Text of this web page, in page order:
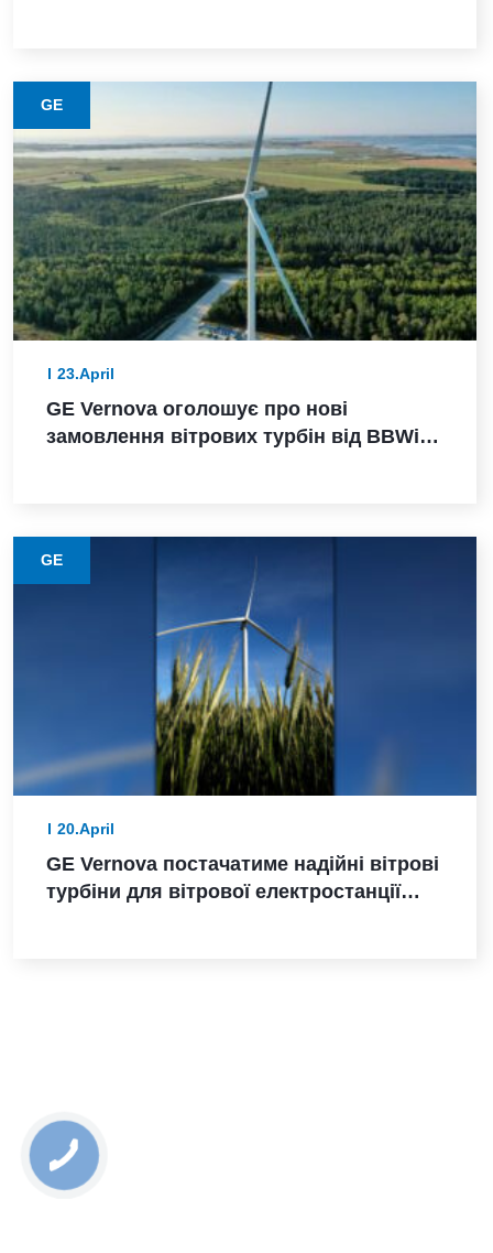
GE
23.April
GE Vernova оголошує про нові
замовлення вітрових турбін від BBWind
GE
20.April
GE Vernova постачатиме надійні вітрові
турбіни для вітрової електростанції